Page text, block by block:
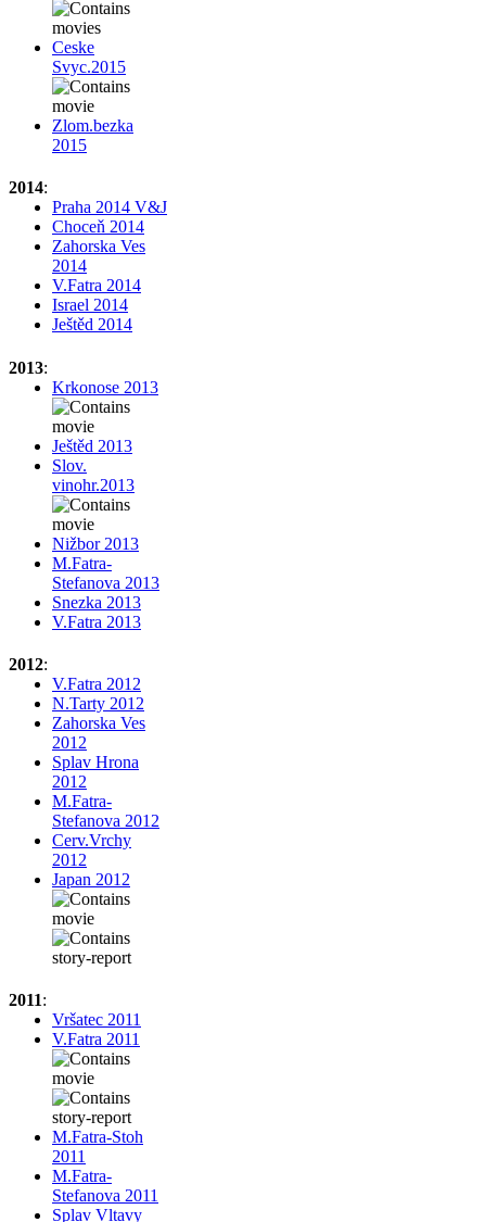
Ceske
Svyc.2015
Zlom.bezka
2015
2014:
Praha 2014 V&J
Choceň 2014
Zahorska Ves
2014
V.Fatra 2014
Israel 2014
Ještěd 2014
2013:
Krkonose 2013
Ještěd 2013
Slov.
vinohr.2013
Nižbor 2013
M.Fatra-
Stefanova 2013
Snezka 2013
V.Fatra 2013
2012:
V.Fatra 2012
N.Tarty 2012
Zahorska Ves
2012
Splav Hrona
2012
M.Fatra-
Stefanova 2012
Cerv.Vrchy
2012
Japan 2012
2011:
Vršatec 2011
V.Fatra 2011
M.Fatra-Stoh
2011
M.Fatra-
Stefanova 2011
Splav Vltavy